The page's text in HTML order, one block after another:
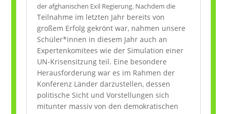
der afghanischen Exil Regierung. Nachdem die
Teilnahme im letzten Jahr bereits von
großem Erfolg gekrönt war, nahmen unsere
Schüler*innen in diesem Jahr auch an
Expertenkomitees wie der Simulation einer
UN-Krisensitzung teil. Eine besondere
Herausforderung war es im Rahmen der
Konferenz Länder darzustellen, dessen
politische Sicht und Vorstellungen sich
mitunter massiv von den demokratischen